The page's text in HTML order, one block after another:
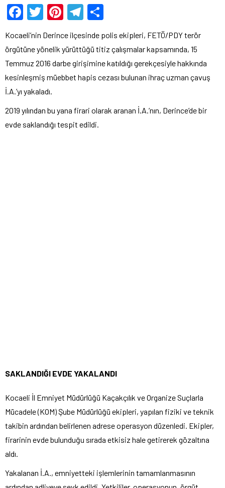
Facebook
Twitter
Pinterest
Telegram
Kocaeli’nin Derince ilçesinde polis ekipleri, FETÖ/PDY terör
örgütüne yönelik yürüttüğü titiz çalışmalar kapsamında, 15
Temmuz 2016 darbe girişimine katıldığı gerekçesiyle hakkında
kesinleşmiş müebbet hapis cezası bulunan ihraç uzman çavuş
İ.A.’yı yakaladı.
2019 yılından bu yana firari olarak aranan İ.A.’nın, Derince’de bir
evde saklandığı tespit edildi.
SAKLANDIĞI EVDE YAKALANDI
Kocaeli İl Emniyet Müdürlüğü Kaçakçılık ve Organize Suçlarla
Mücadele (KOM) Şube Müdürlüğü ekipleri, yapılan fiziki ve teknik
takibin ardından belirlenen adrese operasyon düzenledi. Ekipler,
firarinin evde bulunduğu sırada etkisiz hale getirerek gözaltına
aldı.
Yakalanan İ.A., emniyetteki işlemlerinin tamamlanmasının